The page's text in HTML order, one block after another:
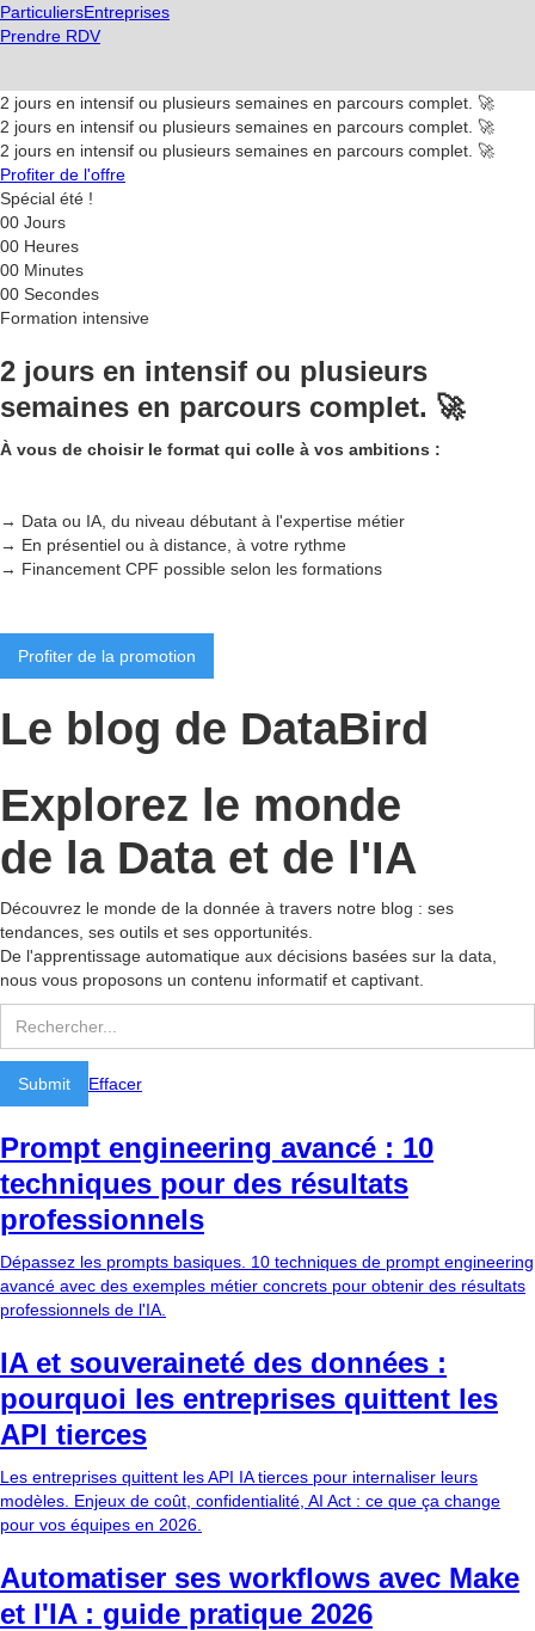
ParticuliersEntreprises
Prendre RDV
2 jours en intensif ou plusieurs semaines en parcours complet. 🚀
2 jours en intensif ou plusieurs semaines en parcours complet. 🚀
2 jours en intensif ou plusieurs semaines en parcours complet. 🚀
Profiter de l'offre
Spécial été !
00 Jours
00 Heures
00 Minutes
00 Secondes
Formation intensive
2 jours en intensif ou plusieurs
semaines en parcours complet. 🚀
À vous de choisir le format qui colle à vos ambitions :
→ Data ou IA, du niveau débutant à l'expertise métier
→ En présentiel ou à distance, à votre rythme
→ Financement CPF possible selon les formations
Profiter de la promotion
Le blog de DataBird
Explorez le monde
de la Data et de l'IA
Découvrez le monde de la donnée à travers notre blog : ses
tendances, ses outils et ses opportunités.
De l'apprentissage automatique aux décisions basées sur la data,
nous vous proposons un contenu informatif et captivant.
Effacer
Prompt engineering avancé : 10
techniques pour des résultats
professionnels
Dépassez les prompts basiques. 10 techniques de prompt engineering
avancé avec des exemples métier concrets pour obtenir des résultats
professionnels de l'IA.
IA et souveraineté des données :
pourquoi les entreprises quittent les
API tierces
Les entreprises quittent les API IA tierces pour internaliser leurs
modèles. Enjeux de coût, confidentialité, AI Act : ce que ça change
pour vos équipes en 2026.
Automatiser ses workflows avec Make
et l'IA : guide pratique 2026